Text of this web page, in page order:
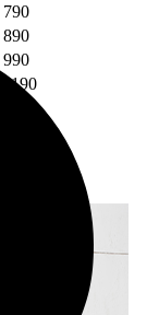
790
890
990
1190